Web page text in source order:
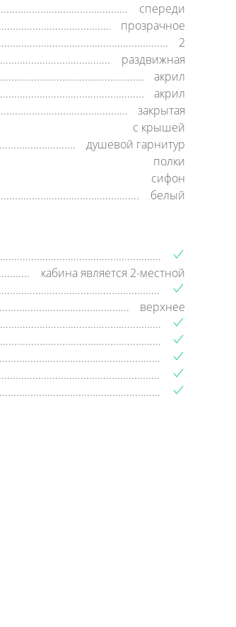
спереди
прозрачное
2
раздвижная
акрил
акрил
закрытая
c крышей
душевой гарнитур
полки
сифон
белый
кабина является 2-местной
верхнее